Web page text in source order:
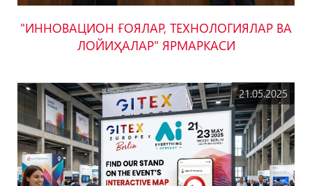
"ИННОВАЦИОН ҒОЯЛАР, ТЕХНОЛОГИЯЛАР ВА
ЛОЙИҲАЛАР" ЯРМАРКАСИ
21.05.2025